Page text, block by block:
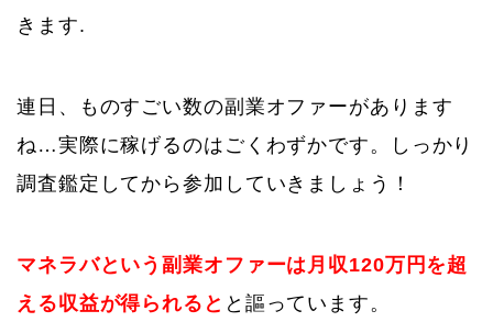
きます.
連日、ものすごい数の副業オファーがあります
ね…実際に稼げるのはごくわずかです。しっかり
調査鑑定してから参加していきましょう！
マネラバという副業オファーは月収120万円を超
える収益が得られると と謳っています。